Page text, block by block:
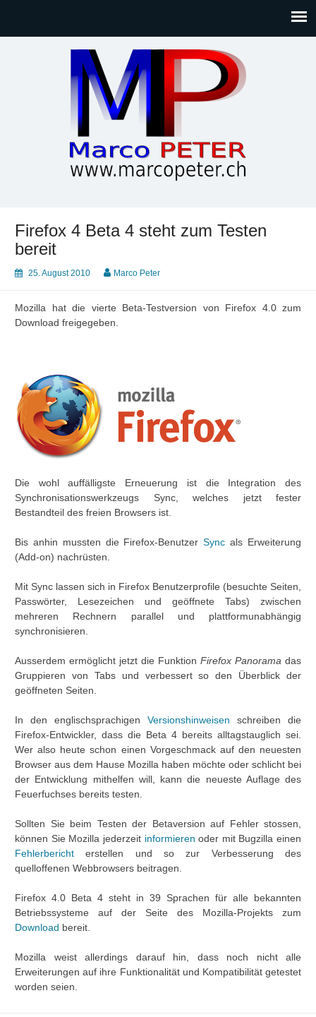
Firefox 4 Beta 4 steht zum Testen
bereit
25. August 2010 Marco Peter
Mozilla hat die vierte Beta-Testversion von Firefox 4.0 zum
Download freigegeben.
Die wohl auffälligste Erneuerung ist die Integration des
Synchronisationswerkzeugs Sync, welches jetzt fester
Bestandteil des freien Browsers ist.
Bis anhin mussten die Firefox-BenutzerSync als Erweiterung
(Add-on) nachrüsten.
Mit Sync lassen sich in Firefox Benutzerprofile (besuchte Seiten,
Passwörter, Lesezeichen und geöffnete Tabs) zwischen
mehreren Rechnern parallel und plattformunabhängig
synchronisieren.
Ausserdem ermöglicht jetzt die Funktion Firefox Panorama das
Gruppieren von Tabs und verbessert so den Überblick der
geöffneten Seiten.
In den englischsprachigen Versionshinweisen schreiben die
Firefox-Entwickler, dass die Beta 4 bereits alltagstauglich sei.
Wer also heute schon einen Vorgeschmack auf den neuesten
Browser aus dem Hause Mozilla haben möchte oder schlicht bei
der Entwicklung mithelfen will, kann die neueste Auflage des
Feuerfuchses bereits testen.
Sollten Sie beim Testen der Betaversion auf Fehler stossen,
können Sie Mozilla jederzeit informieren oder mit Bugzilla einen
Fehlerbericht erstellen und so zur Verbesserung des
quelloffenen Webbrowsers beitragen.
Firefox 4.0 Beta 4 steht in 39 Sprachen für alle bekannten
Betriebssysteme auf der Seite des Mozilla-Projekts zum
Download bereit.
Mozilla weist allerdings darauf hin, dass noch nicht alle
Erweiterungen auf ihre Funktionalität und Kompatibilität getestet
worden seien.